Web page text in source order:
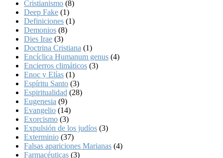
Cristianismo (8)
Deep Fake (1)
Definiciones (1)
Demonios (8)
Dies Irae (3)
Doctrina Cristiana (1)
Encíclica Humanum genus (4)
Encierros climáticos (3)
Enoc y Elías (1)
Espíritu Santo (3)
Espiritualidad (28)
Eugenesia (9)
Evangelio (14)
Exorcismo (3)
Expulsión de los judíos (3)
Exterminio (37)
Falsas apariciones Marianas (4)
Farmacéuticas (3)